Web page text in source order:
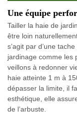
Une équipe
Tailler la haie de
être loin
s’agit par d’une
jardinage comme les
veillons à redonner
haie atteinte 1 m à
dépasser la limite, il
esthétique, elle
de l’arbuste.